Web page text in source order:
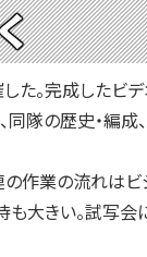
。完成したビデ
隊の歴史・編
作業の流れはビ
きい。試写会